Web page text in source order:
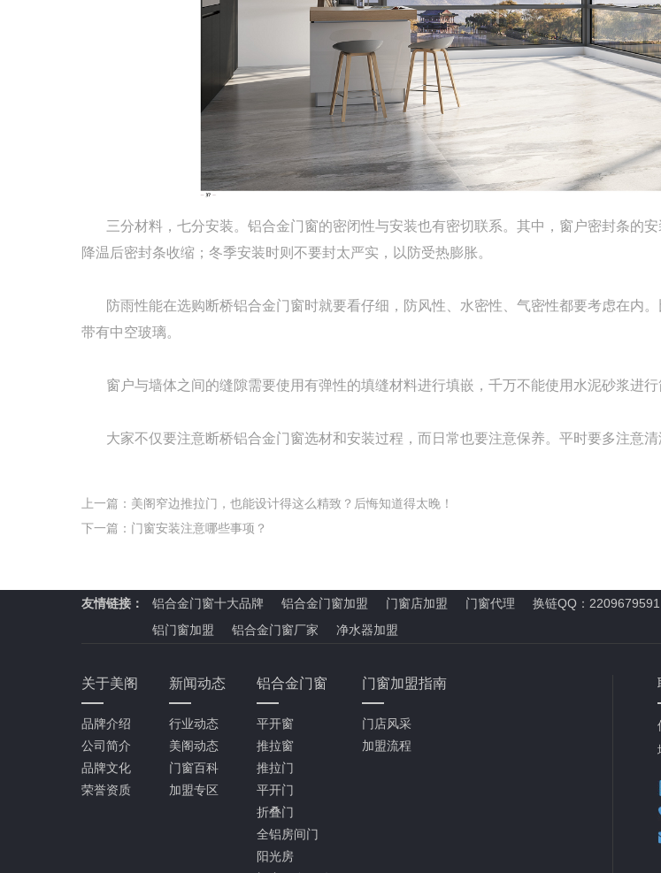
三分材料，七分安装。铝合金门窗的密闭性与安装也有密切联系。其中，窗户密封条的
降温后密封条收缩；冬季安装时则不要封太严实， 以防受热膨胀。
防雨性能在选购断桥铝合金门窗时就要看仔细，防风性、水密性、气密性都要考虑在内。
带有中空玻璃。
窗户与墙体之间的缝隙需要使用有弹性的填缝材料进行填嵌，千万不能使用水泥砂浆进行
大家不仅要注意断桥铝合金门窗选材和安装过程，而日常也要注意保养。平时要多注意清
上一篇： 美阁窄边推拉门，也能设计得这么精致？后悔知道得太晚！
下一篇： 门窗安装注意哪些事项？
友情链接： 铝合金门窗十大品牌 铝合金门窗加盟 门窗店加盟 门窗代理 换链QQ：2209679591
铝门窗加盟
铝合金门窗厂家 净水器加盟
关于美阁
品牌介绍
公司简介
品牌文化
荣誉资质
新闻动态
行业动态
美阁动态
门窗百科
加盟专区
铝合金门窗
平开窗
推拉窗
推拉门
平开门
折叠门
全铝房间门
阳光房
门窗加盟指南
门店风采
加盟流程